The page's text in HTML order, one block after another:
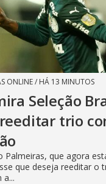
ONLINE/ HÁ 13 MINUTOS
Seleção
trio
Palmeiras, que agora
que deseja reeditar o
a...